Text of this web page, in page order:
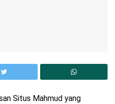
Situs Mahmud yang